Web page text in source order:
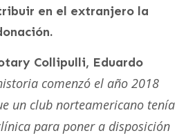
en el extranjero la
Collipulli, Eduardo
historia comenzó el año 2018
un club norteamericano tenía
para poner a disposición